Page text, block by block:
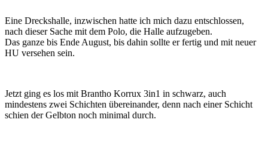
Eine Dreckshalle, inzwischen hatte ich mich dazu entschlossen,
nach dieser Sache mit dem Polo, die Halle aufzugeben.
Das ganze bis Ende August, bis dahin sollte er fertig und mit neuer
HU versehen sein.
Jetzt ging es los mit Brantho Korrux 3in1 in schwarz, auch
mindestens zwei Schichten übereinander, denn nach einer Schicht
schien der Gelbton noch minimal durch.